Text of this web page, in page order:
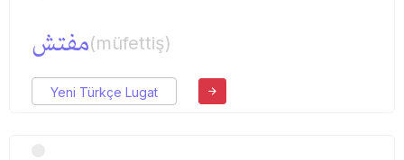
مفتش(müfettiş)
Yeni Türkçe Lugat